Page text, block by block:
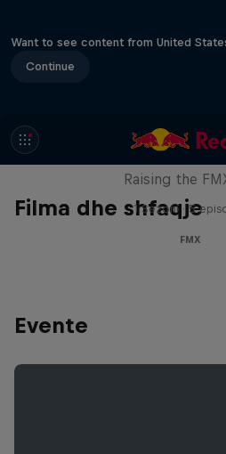
Want to see content from United
Continue
Filma dhe shfaqje
Luc Ackermann:
Raising the
1 Sezoni · 5
FMX
Evente